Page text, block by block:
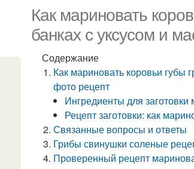
Как мариновать
банках с уксусом и
Содержание
Как мариновать коровьи губы
фото рецепт
Ингредиенты для
Рецепт заготовки: как
Связанные вопросы и ответы
Грибы свинушки соленые
Проверенный рецепт